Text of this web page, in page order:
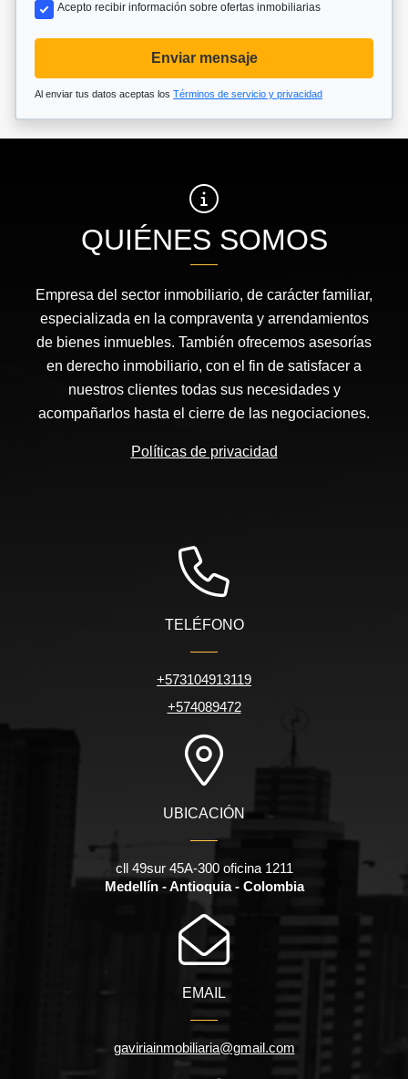
Acepto recibir información sobre ofertas inmobiliarias
Enviar mensaje
Al enviar tus datos aceptas los Términos de servicio y privacidad
QUIÉNES SOMOS
Empresa del sector inmobiliario, de carácter familiar,
especializada en la compraventa y arrendamientos
de bienes inmuebles. También ofrecemos asesorías
en derecho inmobiliario, con el fin de satisfacer a
nuestros clientes todas sus necesidades y
acompañarlos hasta el cierre de las negociaciones.
Políticas de privacidad
TELÉFONO
+573104913119
+574089472
UBICACIÓN
cll 49sur 45A-300 oficina 1211
Medellín - Antioquia - Colombia
EMAIL
gaviriainmobiliaria@gmail.com